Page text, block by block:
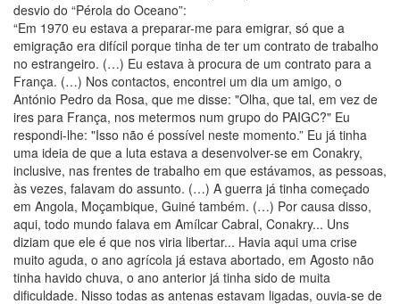
desvio do “Pérola do Oceano”:
“Em 1970 eu estava a preparar-me para emigrar, só que a
emigração era difícil porque tinha de ter um contrato de trabalho
no estrangeiro. (…) Eu estava à procura de um contrato para a
França. (…) Nos contactos, encontrei um dia um amigo, o
António Pedro da Rosa, que me disse: "Olha, que tal, em vez de
ires para França, nos metermos num grupo do PAIGC?" Eu
respondi-lhe: "Isso não é possível neste momento.” Eu já tinha
uma ideia de que a luta estava a desenvolver-se em Conakry,
inclusive, nas frentes de trabalho em que estávamos, as pessoas,
às vezes, falavam do assunto. (…) A guerra já tinha começado
em Angola, Moçambique, Guiné também. (…) Por causa disso,
aqui, todo mundo falava em Amílcar Cabral, Conakry... Uns
diziam que ele é que nos viria libertar... Havia aqui uma crise
muito aguda, o ano agrícola já estava abortado, em Agosto não
tinha havido chuva, o ano anterior já tinha sido de muita
dificuldade. Nisso todas as antenas estavam ligadas, ouvia-se de